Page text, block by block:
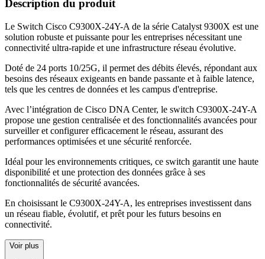
Description du produit
Le Switch Cisco C9300X-24Y-A de la série Catalyst 9300X est une
solution robuste et puissante pour les entreprises nécessitant une
connectivité ultra-rapide et une infrastructure réseau évolutive.
Doté de 24 ports 10/25G, il permet des débits élevés, répondant aux
besoins des réseaux exigeants en bande passante et à faible latence,
tels que les centres de données et les campus d'entreprise.
Avec l’intégration de Cisco DNA Center, le switch C9300X-24Y-A
propose une gestion centralisée et des fonctionnalités avancées pour
surveiller et configurer efficacement le réseau, assurant des
performances optimisées et une sécurité renforcée.
Idéal pour les environnements critiques, ce switch garantit une haute
disponibilité et une protection des données grâce à ses
fonctionnalités de sécurité avancées.
En choisissant le C9300X-24Y-A, les entreprises investissent dans
un réseau fiable, évolutif, et prêt pour les futurs besoins en
connectivité.
Voir plus